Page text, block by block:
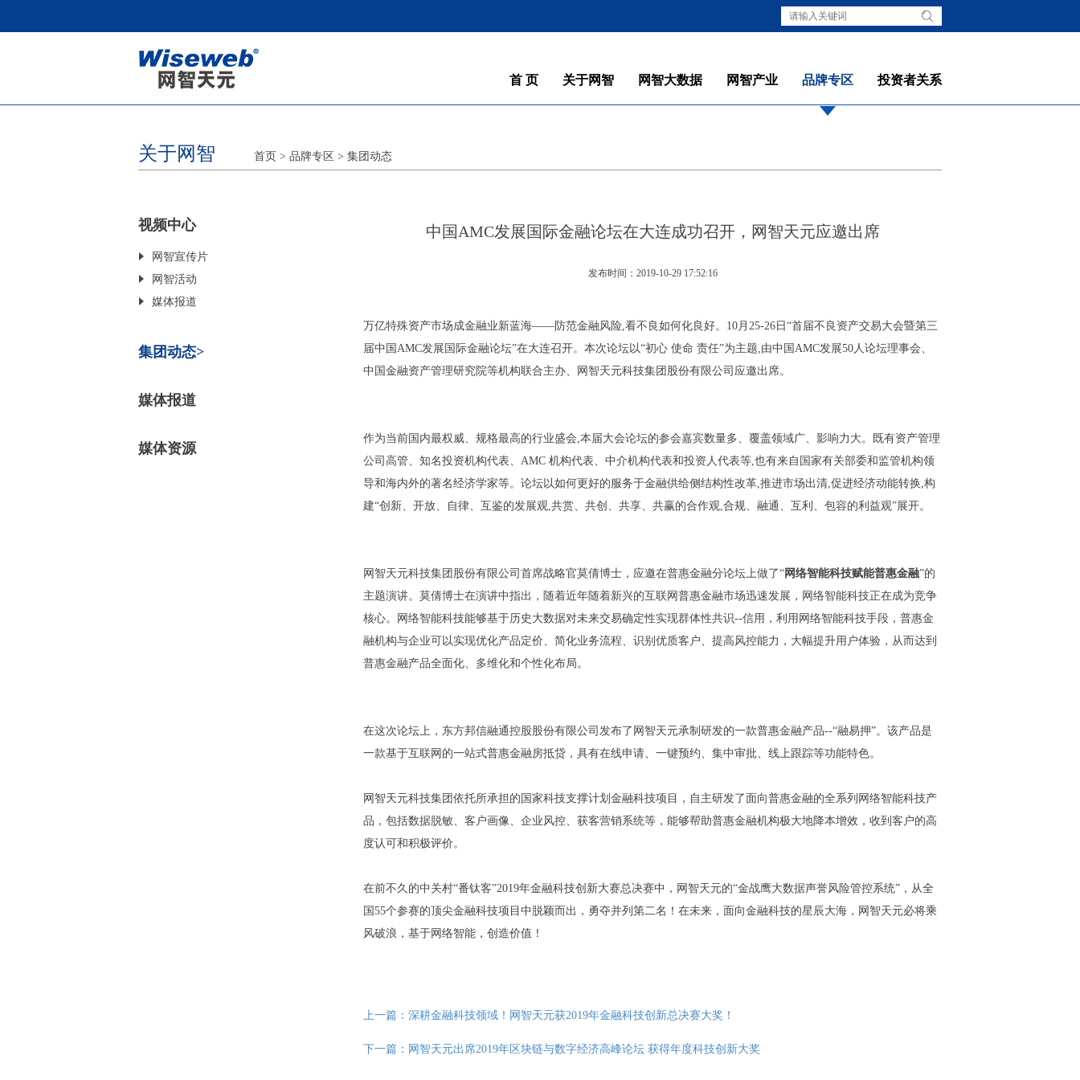
首 页 关于网智 网智大数据 网智产业 品牌专区 投资者关系
关于网智 首页 > 品牌专区 > 集团动态
视频中心
网智宣传片
网智活动
媒体报道
集团动态
媒体报道
媒体资源
中国AMC发展国际金融论坛在大连成功召开，网智天元应邀出席
发布时间：2019-10-29 17:52:16
万亿特殊资产市场成金融业新蓝海——防范金融风险,看不良如何化良好。10月25-26日“首届不良资产交易大会暨第三
届中国AMC发展国际金融论坛”在大连召开。本次论坛以“初心 使命 责任”为主题,由中国AMC发展50人论坛理事会、
中国金融资产管理研究院等机构联合主办、网智天元科技集团股份有限公司应邀出席。
作为当前国内最权威、规格最高的行业盛会,本届大会论坛的参会嘉宾数量多、覆盖领域广、影响力大。既有资产管理
公司高管、知名投资机构代表、AMC 机构代表、中介机构代表和投资人代表等,也有来自国家有关部委和监管机构领
导和海内外的著名经济学家等。论坛以如何更好的服务于金融供给侧结构性改革,推进市场出清,促进经济动能转换,构
建“创新、开放、自律、互鉴的发展观,共赏、共创、共享、共赢的合作观,合规、融通、互利、包容的利益观”展开。
网智天元科技集团股份有限公司首席战略官莫倩博士，应邀在普惠金融分论坛上做了“网络智能科技赋能普惠金融”的
主题演讲。莫倩博士在演讲中指出，随着近年随着新兴的互联网普惠金融市场迅速发展，网络智能科技正在成为竞争
核心。网络智能科技能够基于历史大数据对未来交易确定性实现群体性共识--信用，利用网络智能科技手段，普惠金
融机构与企业可以实现优化产品定价、简化业务流程、识别优质客户、提高风控能力，大幅提升用户体验，从而达到
普惠金融产品全面化、多维化和个性化布局。
在这次论坛上，东方邦信融通控股股份有限公司发布了网智天元承制研发的一款普惠金融产品--“融易押”。该产品是
一款基于互联网的一站式普惠金融房抵贷，具有在线申请、一键预约、集中审批、线上跟踪等功能特色。
网智天元科技集团依托所承担的国家科技支撑计划金融科技项目，自主研发了面向普惠金融的全系列网络智能科技产
品，包括数据脱敏、客户画像、企业风控、获客营销系统等，能够帮助普惠金融机构极大地降本增效，收到客户的高
度认可和积极评价。
在前不久的中关村“番钛客”2019年金融科技创新大赛总决赛中，网智天元的“金战鹰大数据声誉风险管控系统”，从全
国55个参赛的顶尖金融科技项目中脱颖而出，勇夺并列第二名！在未来，面向金融科技的星辰大海，网智天元必将乘
风破浪，基于网络智能，创造价值！
上一篇： 深耕金融科技领域！网智天元获2019年金融科技创新总决赛大奖！
下一篇： 网智天元出席2019年区块链与数字经济高峰论坛 获得年度科技创新大奖